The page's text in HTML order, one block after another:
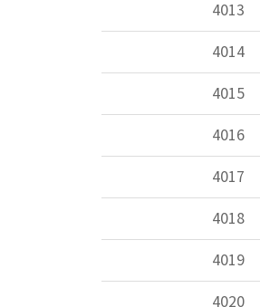
4013
4014
4015
4016
4017
4018
4019
4020